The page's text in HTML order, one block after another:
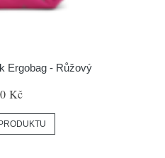
Ergobag - Růžový
Kč